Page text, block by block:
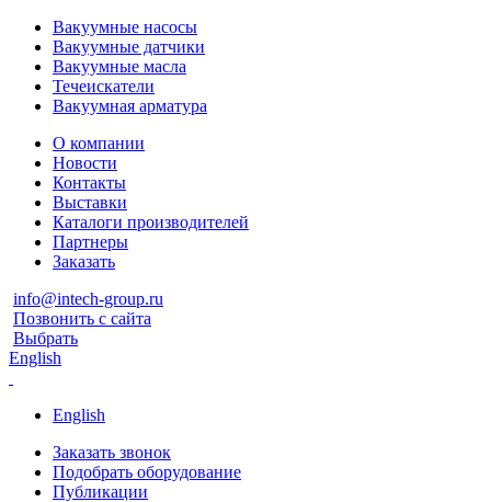
Вакуумные насосы
Вакуумные датчики
Вакуумные масла
Течеискатели
Вакуумная арматура
О компании
Новости
Контакты
Выставки
Каталоги производителей
Партнеры
Заказать
info@intech-group.ru
Позвонить с сайта
Выбрать
English
English
Заказать звонок
Подобрать оборудование
Публикации